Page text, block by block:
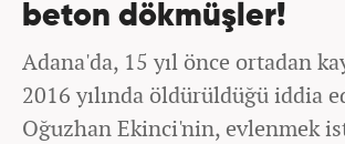
beton dökmüşler!
Adana'da, 15 yıl önce ortadan
2016 yılında öldürüldüğü iddia
Oğuzhan Ekinci'nin, evlenmek